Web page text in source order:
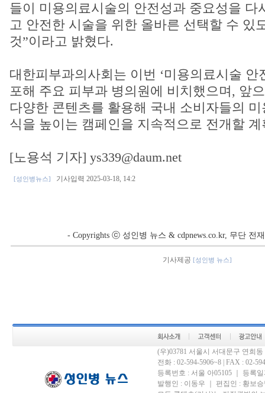
들이 미용의료시술의 안전성과 중요성을 다
고 안전한 시술을 위한 올바른 선택할 수 있
것”이라고 밝혔다.
대한피부과의사회는 이번 ‘미용의료시술 안
포해 주요 피부과 병의원에 비치했으며, 앞
다양한 콘텐츠를 활용해 국내 소비자들의
식을 높이는 캠페인을 지속적으로 전개할 계
[노용석 기자] ys339@daum.net
[성인병뉴스] 기사입력 2025-03-18, 14:2
- Copyrights ⓒ 성인병 뉴스 & cdpnews.co.kr, 무단 전
기사제공 [성인병 뉴스]
(우)03781 서울시 서대문구 연희
전화 : 02-594-5906~8 | FAX : 02-
등록번호 : 서울 아05105 ｜ 등록
발행인 : 이동우 ｜ 편집인 : 황보